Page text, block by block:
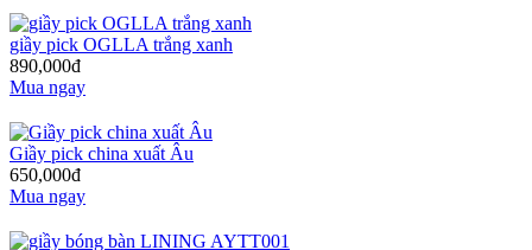
giầy pick OGLLA trắng xanh
890,000đ
Mua ngay
Giầy pick china xuất Âu
650,000đ
Mua ngay